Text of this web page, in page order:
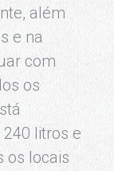
além
e na
com
os
litros e
os locais